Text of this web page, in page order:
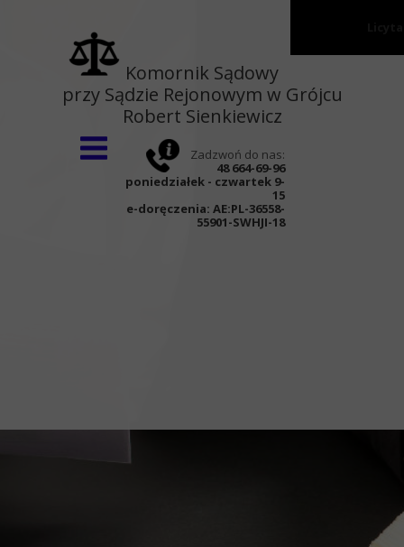
Komornik Sądowy
przy Sądzie Rejonowym w Grójcu
Robert Sienkiewicz
Strona główna
O kancelarii
Zadzwoń do nas:
48 664-69-96
poniedziałek - czwartek 9-
15
e-doręczenia: AE:PL-36558-
55901-SWHJI-18